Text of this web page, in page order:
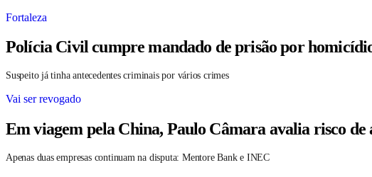
Fortaleza
Polícia Civil cumpre mandado de prisão por
Suspeito já tinha antecedentes criminais por vários crimes
Vai ser revogado
Em viagem pela China, Paulo Câmara avalia risco
Apenas duas empresas continuam na disputa: Mentore Bank e INEC